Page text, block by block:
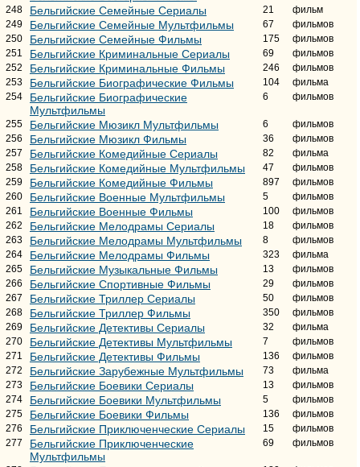
248
Бельгийские Семейные Сериалы 21
фильм
249
Бельгийские Семейные Мультфильмы 67
фильмов
250
Бельгийские Семейные Фильмы 175
фильмов
251
Бельгийские Криминальные Сериалы 69
фильмов
252
Бельгийские Криминальные Фильмы 246
фильмов
253
Бельгийские Биографические Фильмы 104
фильма
254
Бельгийские Биографические
Мультфильмы
6 фильмов
255 Бельгийские Мюзикл Мультфильмы 6
фильмов
256
Бельгийские Мюзикл Фильмы 36
фильмов
257
Бельгийские Комедийные Сериалы 82
фильма
258
Бельгийские Комедийные Мультфильмы 47
фильмов
259
Бельгийские Комедийные Фильмы 897
фильмов
260
Бельгийские Военные Мультфильмы 5
фильмов
261
Бельгийские Военные Фильмы 100
фильмов
262
Бельгийские Мелодрамы Сериалы 18
фильмов
263
Бельгийские Мелодрамы Мультфильмы 8
фильмов
264
Бельгийские Мелодрамы Фильмы 323
фильма
265
Бельгийские Музыкальные Фильмы 13
фильмов
266
Бельгийские Спортивные Фильмы 29
фильмов
267
Бельгийские Триллер Сериалы 50
фильмов
268
Бельгийские Триллер Фильмы 350
фильмов
269
Бельгийские Детективы Сериалы 32
фильма
270
Бельгийские Детективы Мультфильмы 7
фильмов
271
Бельгийские Детективы Фильмы 136
фильмов
272
Бельгийские Зарубежные Мультфильмы 73
фильма
273
Бельгийские Боевики Сериалы 13
фильмов
274
Бельгийские Боевики Мультфильмы 5
фильмов
275
Бельгийские Боевики Фильмы 136
фильмов
276
Бельгийские Приключенческие Сериалы 15
фильмов
277
Бельгийские Приключенческие
Мультфильмы
69 фильмов